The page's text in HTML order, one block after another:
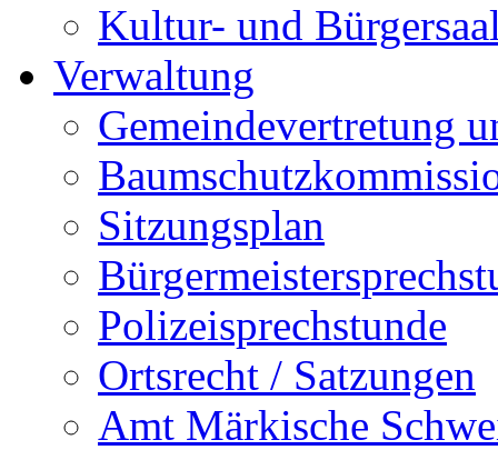
Kultur- und
Verwaltung
Gemeindevertretung
Sitzungsplan
Polizeisprechstunde
Ortsrecht / Satzungen
Amt Märkische